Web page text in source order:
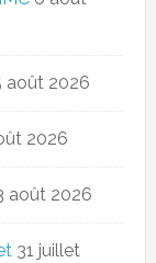
août 2026
2026
août 2026
31 juillet